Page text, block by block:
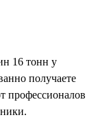
16 тонн у
получаете
профессионалов